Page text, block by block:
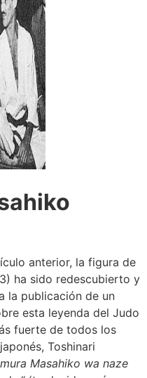
anterior, la figura de
ha sido redescubierto y
la publicación de un
esta leyenda del Judo
fuerte de todos los
Toshinari
Masahiko wa naze